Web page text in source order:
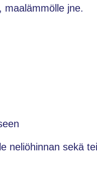
maalämmölle jne.
neliöhinnan sekä